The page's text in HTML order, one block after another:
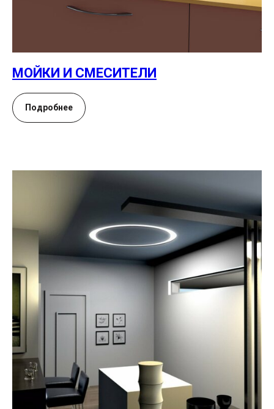
МОЙКИ И СМЕСИТЕЛИ
Подробнее